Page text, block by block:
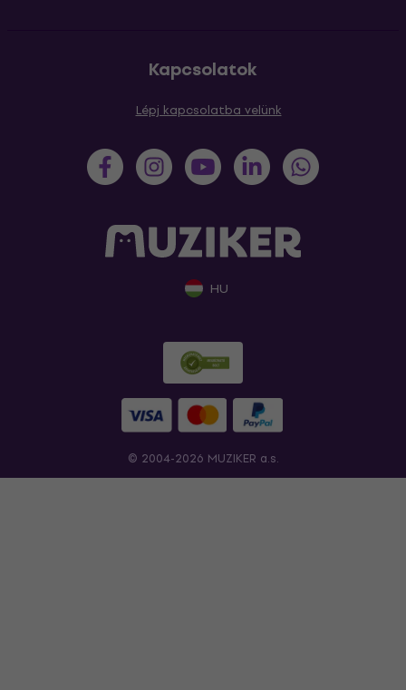
Kapcsolatok
Lépj kapcsolatba velünk
HU
© 2004-2026 MUZIKER a.s.